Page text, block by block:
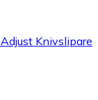
Knivslipare